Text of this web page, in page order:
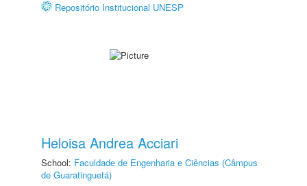
Repositório Institucional UNESP
Heloisa Andrea Acciari
School: Faculdade de Engenharia e Ciências (Câmpus
de Guaratinguetá)